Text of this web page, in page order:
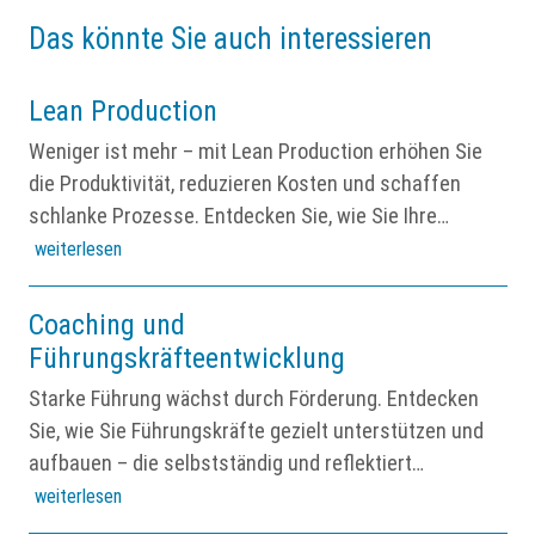
Das könnte Sie auch interessieren
Lean Production
Weniger ist mehr – mit Lean Production erhöhen Sie
die Produktivität, reduzieren Kosten und schaffen
schlanke Prozesse. Entdecken Sie, wie Sie Ihre…
weiterlesen
Coaching und
Führungskräfteentwicklung
Starke Führung wächst durch Förderung. Entdecken
Sie, wie Sie Führungskräfte gezielt unterstützen und
aufbauen – die selbstständig und reflektiert…
weiterlesen